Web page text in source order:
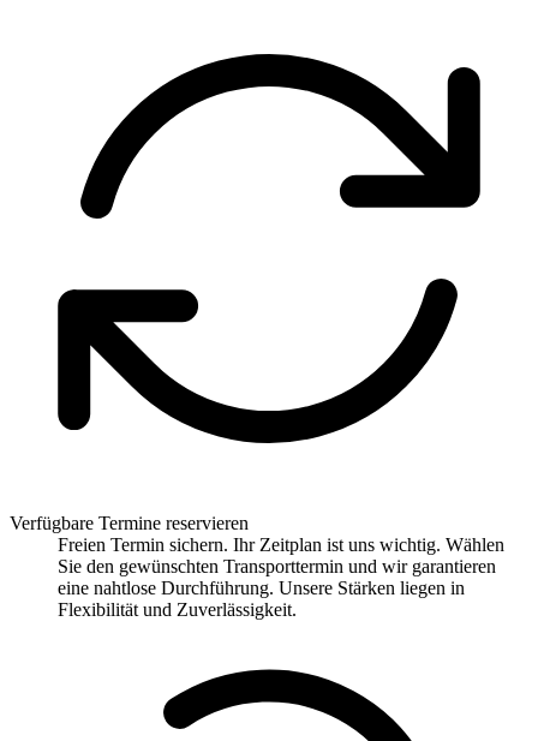
Verfügbare Termine reservieren
Freien Termin sichern. Ihr Zeitplan ist uns wichtig. Wählen
Sie den gewünschten Transporttermin und wir garantieren
eine nahtlose Durchführung. Unsere Stärken liegen in
Flexibilität und Zuverlässigkeit.